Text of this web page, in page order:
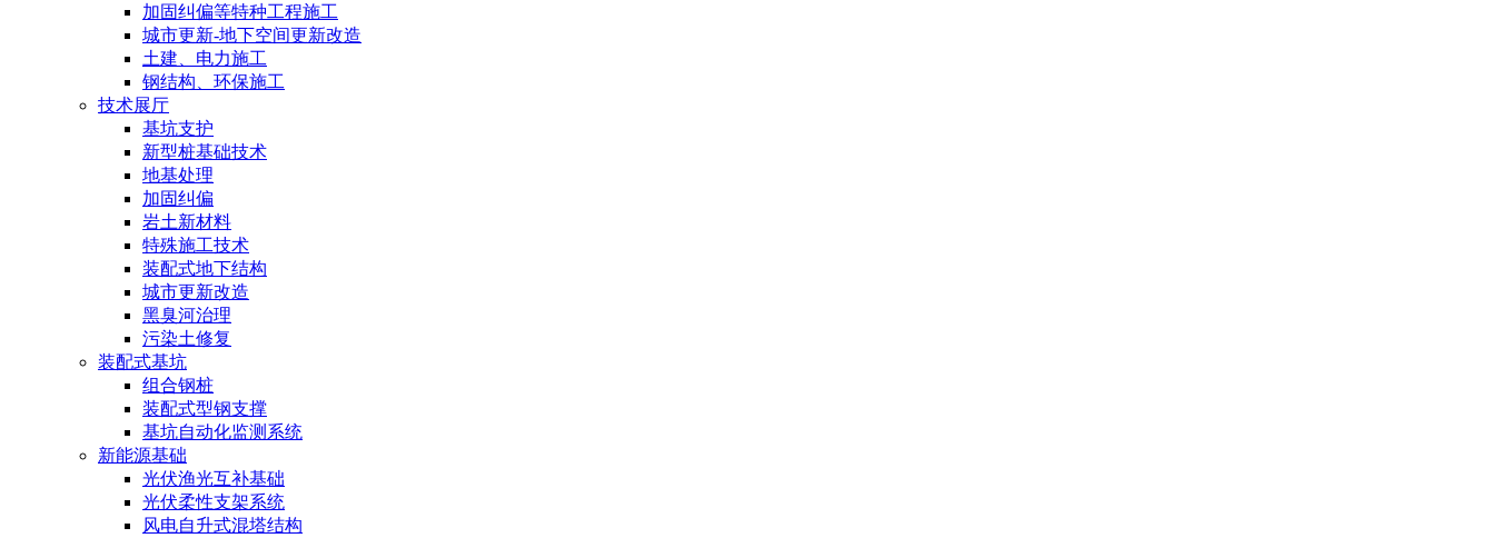
加固纠偏等特种工程施工
城市更新-地下空间更新改造
土建、电力施工
钢结构、环保施工
技术展厅
基坑支护
新型桩基础技术
地基处理
加固纠偏
岩土新材料
特殊施工技术
装配式地下结构
城市更新改造
黑臭河治理
污染土修复
装配式基坑
组合钢桩
装配式型钢支撑
基坑自动化监测系统
新能源基础
光伏渔光互补基础
光伏柔性支架系统
风电自升式混塔结构